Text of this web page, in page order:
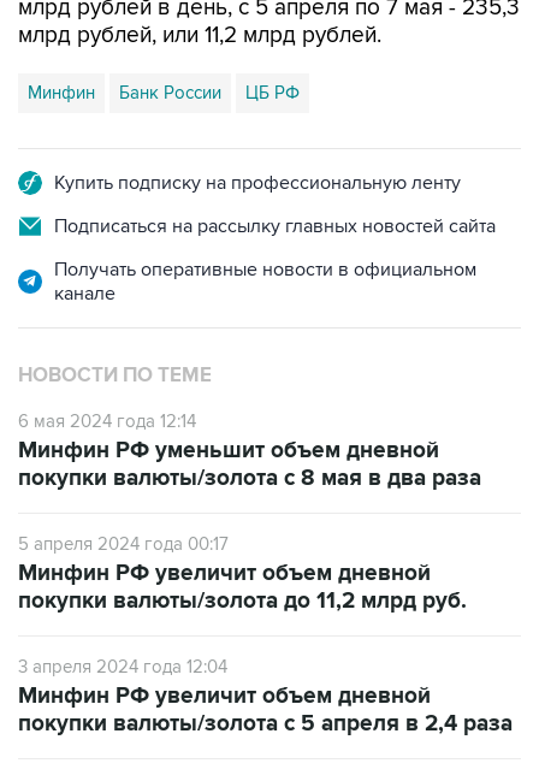
Минфин Банк России ЦБ РФ
Подписаться на рассылку главных новостей сайта
Получать оперативные новости в официальном
НОВОСТИ ПО ТЕМЕ
6 мая 2024 года 12:14
покупки валюты/золота с 8 мая в два раза
5 апреля 2024 года 00:17
покупки валюты/золота до 11,2 млрд руб.
3 апреля 2024 года 12:04
покупки валюты/золота с 5 апреля в 2,4 раза
5 марта 2024 года 12:10